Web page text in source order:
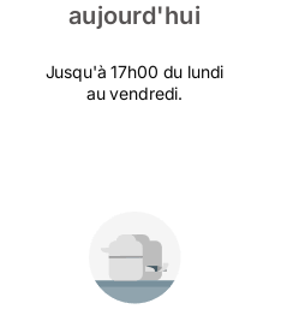
aujourd'hui
Jusqu'à 17h00 du lundi
au vendredi.